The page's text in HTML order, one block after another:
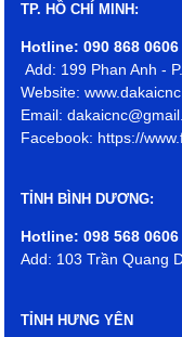
TP. HỒ CHÍ MINH:
Hotline: 090 868 0606
Add: 199 Phan Anh -
Website:
Email:
Facebook: https://
TỈNH BÌNH DƯƠNG:
Hotline: 098 568 0606
Add: 103 Trần Quang
TỈNH HƯNG YÊN